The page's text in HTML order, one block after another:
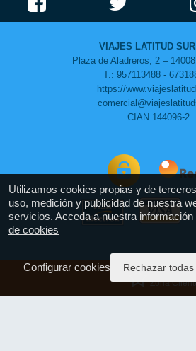
Zona
Utilizamos cookies propias y de
uso, medición y publicidad de nuestra
servicios. Acceda a nuestra información
de cookies
Configurar cookies Rechazar todas
VIAJES LATITUD
Plaza de Aladreros, 2 –
T.: 957113488 -
https://
CIAN 144096-2
Pago Seguro